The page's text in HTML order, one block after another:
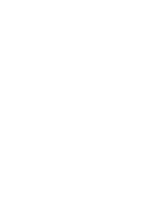
den
Familie
eigenen
war und